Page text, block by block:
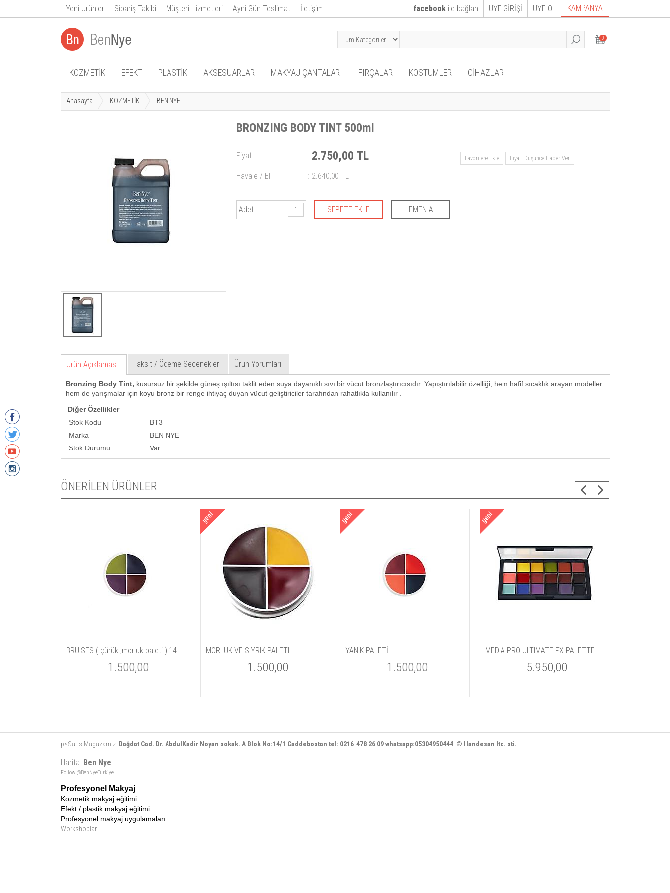
Yeni Ürünler Sipariş Takibi Müşteri Hizmetleri Ayni Gün Teslimat İletişim KAMPANYA
facebook ile bağlan ÜYE GİRİŞİ ÜYE OL
0
KOZMETİK EFEKT PLASTİK AKSESUARLAR MAKYAJ ÇANTALARI FIRÇALAR KOSTÜMLER CİHAZLAR
Anasayfa KOZMETİK BEN NYE
BRONZING BODY TINT 500ml
Fiyat : 2.750,00 TL
Havale / EFT : 2.640,00 TL
Adet
Favorilere Ekle Fiyatı Düşünce Haber Ver
Ürün Açıklaması Taksit / Ödeme Seçenekleri Ürün Yorumları
Bronzing Body Tint, kusursuz bir şekilde güneş ışıltısı taklit eden suya dayanıklı sıvı bir vücut bronzlaştırıcısıdır. Yapıştırılabilir özelliği, hem hafif sıcaklık arayan modeller
hem de yarışmalar için koyu bronz bir renge ihtiyaç duyan vücut geliştiriciler tarafından rahatlıkla kullanılır .
Diğer Özellikler
Stok Kodu
BT3
Marka
BEN NYE
Stok Durumu
Var
ÖNERİLEN ÜRÜNLER
BRUISES ( çürük ,morluk paleti ) 14gm / 5 oz
1.500,00
MORLUK VE SIYRIK PALETI
1.500,00
YANIK PALETİ
1.500,00
MEDIA PRO ULTIMATE FX PALETTE
5.950,00
p>Satis Magazamiz: Bağdat Cad. Dr. AbdulKadir Noyan sokak. A Blok No:14/1 Caddebostan tel: 0216-478 26 09 whatsapp:05304950444 © Handesan ltd. sti.
Harita: Ben Nye
Follow @BenNyeTurkiye
Profesyonel Makyaj
Kozmetik makyaj eğitimi
Efekt / plastik makyaj eğitimi
Profesyonel makyaj uygulamaları
Workshoplar